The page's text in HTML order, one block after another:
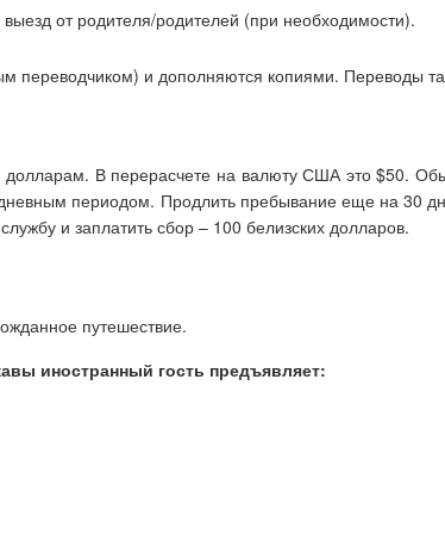
от родителя/родителей (при необходимости).
переводчиком) и дополняются копиями. Переводы
В перерасчете на валюту США это $50.
периодом. Продлить пребывание еще на 30
и заплатить сбор – 100 белизских долларов.
путешествие.
иностранный гость предъявляет: